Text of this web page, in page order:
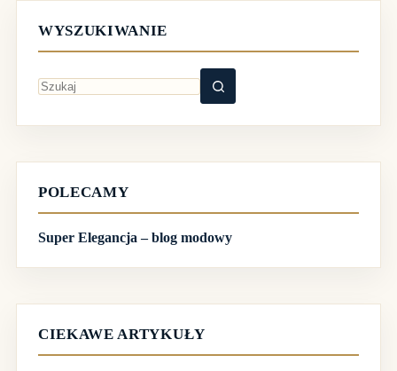
WYSZUKIWANIE
wyników
POLECAMY
Super Elegancja – blog modowy
CIEKAWE ARTYKUŁY